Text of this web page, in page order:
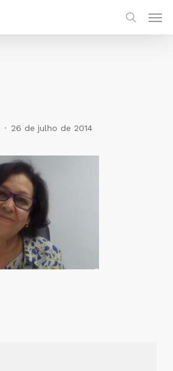
26 de julho de 2014